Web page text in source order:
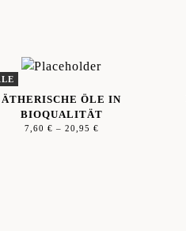
ÄTHERISCHE ÖLE IN
BIOQUALITÄT
7,60 € – 20,95 €